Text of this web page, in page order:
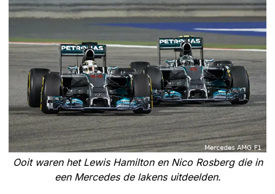
Ooit waren het Lewis Hamilton en Nico Rosberg die in
een Mercedes de lakens uitdeelden.